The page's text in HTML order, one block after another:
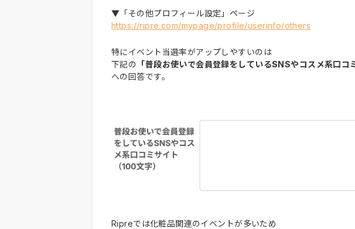
▼「その他プロフィール設定」ページ
https://ripre.com/mypage/profile/userinfo/others
特にイベント当選率がアップしやすいのは
下記の 「普段お使いで会員登録をしているSNSやコスメ系口コ
への回答です。
Ripreでは化粧品関連のイベントが多いため